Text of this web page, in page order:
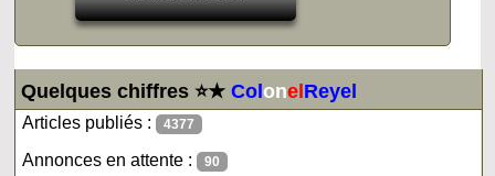
Quelques chiffres ⭐★ColonelReyel
Articles publiés : 4377
Annonces en attente : 90